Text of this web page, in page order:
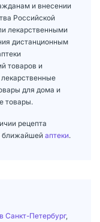
и внесении
Российской
лекарственными
дистанционным
товаров и
для дома и
товары.
рецепта
ближайшей аптеки.
Санкт-Петербург,